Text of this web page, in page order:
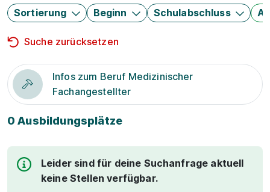
Sortierung Beginn Schulabschluss
Suche zurücksetzen
Infos zum Beruf Medizinischer
Fachangestellter
0 Ausbildungsplätze
Leider sind für deine Suchanfrage aktuell
keine Stellen verfügbar.